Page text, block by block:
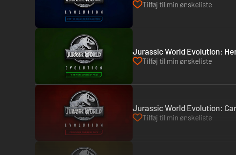
Tilføj til min ønskeliste
Jurassic World Evolution:
Tilføj til min ønskeliste
Jurassic World Evolution:
Tilføj til min ønskeliste